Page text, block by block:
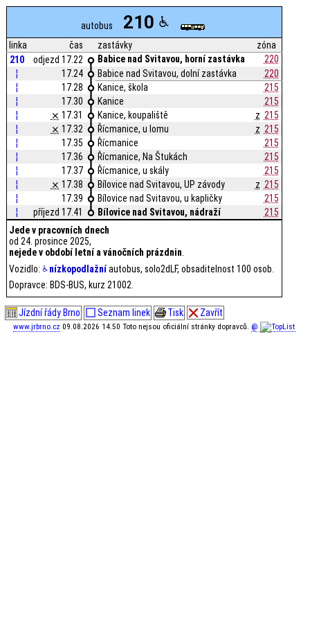
autobus 210
linka čas zastávky
zóna
210
odjezd 17.22 Babice nad Svitavou, horní zastávka
220
¦
17.24 Babice nad Svitavou, dolní zastávka
220
¦
17.28 Kanice, škola
215
¦
17.30 Kanice
215
¦
⨯ 17.31 Kanice, koupaliště z 215
¦
⨯ 17.32 Řícmanice, u lomu z 215
¦
17.35 Řícmanice
215
¦
17.36 Řícmanice, Na Štukách
215
¦
17.37 Řícmanice, u skály
215
¦
⨯ 17.38 Bílovice nad Svitavou, UP závody z 215
¦
17.39 Bílovice nad Svitavou, u kapličky
215
¦
příjezd 17.41 Bílovice nad Svitavou, nádraží
215
Jede v pracovních dnech
od 24. prosince 2025,
nejede v období letní a vánočních prázdnin
Vozidlo: nízkopodlažníautobus, solo2dLF, obsaditelnost 100 osob.
Dopravce: BDS-BUS, kurz 21002.
Jízdní řády Brno Seznam linek Tisk Zavřít
www.jrbrno.cz 09.08.2026 14.50 Toto nejsou oficiální stránky dopravců. @